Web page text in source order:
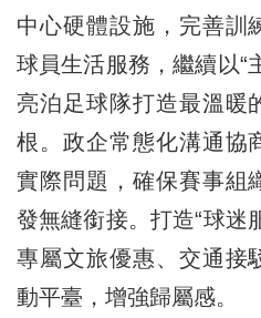
中心硬體設施，完善訓
球員生活服務，繼續以“
亮泊足球隊打造最溫暖
根。政企常態化溝通協
實際問題，確保賽事組
發無縫銜接。打造“球迷
專屬文旅優惠、交通接
動平臺，增強歸屬感。